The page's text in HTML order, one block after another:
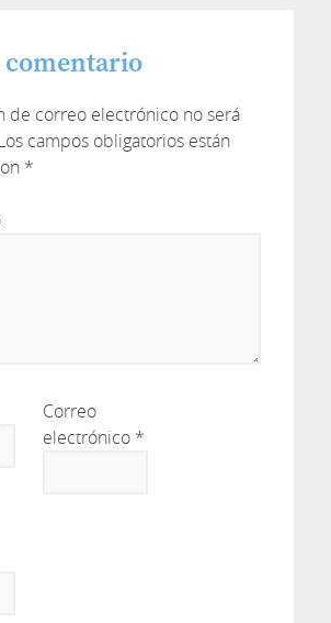
comentario
de correo electrónico no será
campos obligatorios están
*
Correo
electrónico *